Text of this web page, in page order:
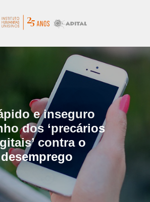
e inseguro
dos ‘precários
contra o
desemprego